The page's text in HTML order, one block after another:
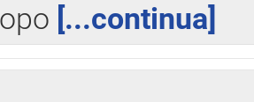
[...continua]